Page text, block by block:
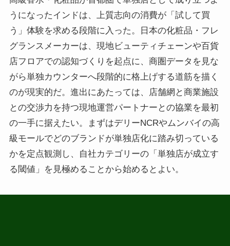
うになったインドは、上質志向の消費が「試して買
う」体験を求める段階に入った。日本の化粧品・フレ
グランスメーカーは、現地ビューティチェーンや百貨
店フロアでの認知づくりを起点に、商圏データを見な
がら単独カウンターへ段階的に格上げする道筋を描く
のが現実的だ。進出にあたっては、店舗網と商業施設
との交渉力を持つ現地運営パートナーとの協業を最初
の一手に据えたい。まずはデリーNCRやムンバイの高
級モールでどのブランドが単独店化に踏み切っている
かを定点観測し、自社カテゴリーの「単独店が成立す
る閾値」を見極めることから始めるとよい。